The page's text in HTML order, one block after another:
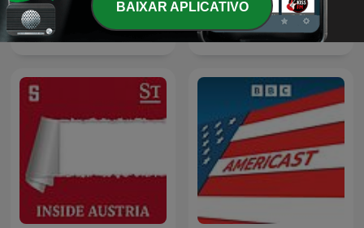
Ekosiisen Red Eye Radio
BAIXAR APLICATIVO